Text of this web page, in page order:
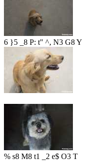
6 }5 _8 P: t" ^, N3 G8 Y
% s8 M8 t1 _2 e$ O3 T